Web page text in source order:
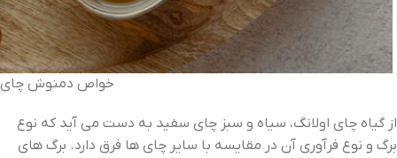
خواص دمنوش
از گیاه چای اولانگ، سیاه و سبز چای سفید به دست می ‌آید که نوع
برگ و نوع فرآوری آن در مقایسه با سایر چای‌ ها فرق دارد. برگ ‌های